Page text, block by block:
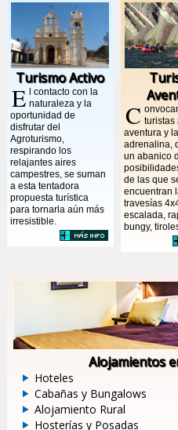
Turismo Activo
E l contacto con la
naturaleza y la
oportunidad de
disfrutar del
Agroturismo,
respirando los
relajantes aires
campestres, se suman
a esta tentadora
propuesta turística
para tornarla aún más
irresistible.
C turistas
aventura y
adrenalina,
un abanico
de las que
encuentran
travesías
escalada,
bungy,
Alojamientos
Hoteles
Cabañas y Bungalows
Alojamiento Rural
Hosterías y Posadas